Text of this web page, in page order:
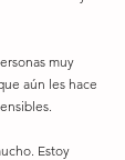
muy
aún les hace
Estoy